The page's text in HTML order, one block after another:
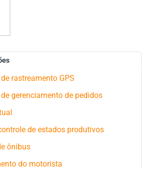
rastreamento GPS
gerenciamento de pedidos
de estados produtivos
ônibus
do motorista